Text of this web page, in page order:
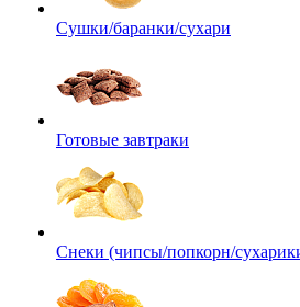
Сушки/баранки/сухари
Готовые завтраки
Снеки (чипсы/попкорн/